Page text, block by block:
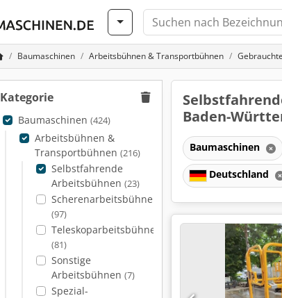
Baumaschinen Arbeitsbühnen & Transportbühnen
Kategorie
Baumaschinen (424)
Arbeitsbühnen &
Transportbühnen (216)
Selbstfahrende
Arbeitsbühnen (23)
Scherenarbeitsbühnen
(97)
Teleskoparbeitsbühnen
(81)
Sonstige
Arbeitsbühnen (7)
Spezial-
Baden-
Baumaschinen
Deutschland